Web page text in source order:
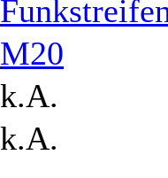
M20
k.A.
k.A.